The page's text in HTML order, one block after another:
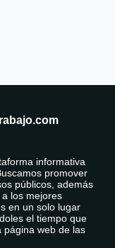
informativa
promover
públicos, además
los mejores
en un solo lugar
el tiempo que
página web de las